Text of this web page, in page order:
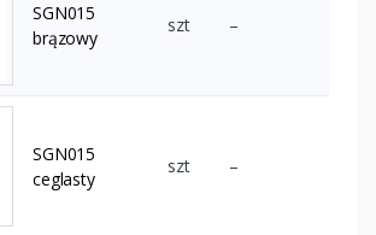
SGN015
brązowy
szt –
SGN015
ceglasty
szt –